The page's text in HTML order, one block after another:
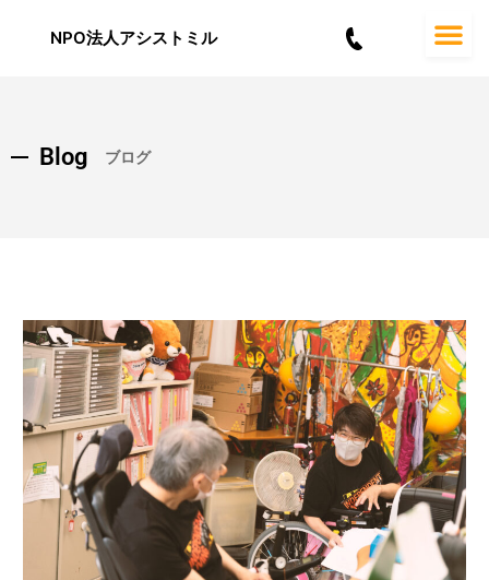
プ
NPO法人アシストミル
Blog ブログ